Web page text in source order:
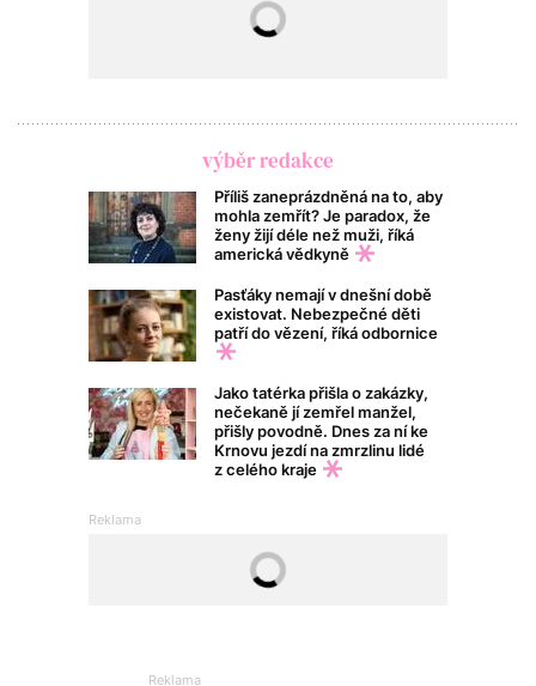
výběr redakce
Příliš zaneprázdněná na to, aby
mohla zemřít? Je paradox, že
ženy žijí déle než muži, říká
americká vědkyně
Pasťáky nemají v dnešní době
existovat. Nebezpečné děti
patří do vězení, říká odbornice
Jako tatérka přišla o zakázky,
nečekaně jí zemřel manžel,
přišly povodně. Dnes za ní ke
Krnovu jezdí na zmrzlinu lidé
z celého kraje